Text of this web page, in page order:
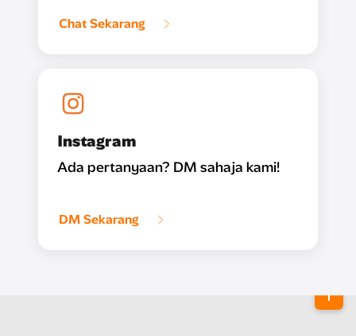
Chat Sekarang
Instagram
Ada pertanyaan? DM sahaja kami!
DM Sekarang